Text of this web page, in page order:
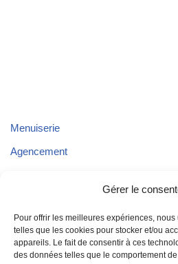
Gérer le
Pour offrir les meilleures expériences,
telles que les cookies pour stocker et/ou
appareils. Le fait de consentir à ces
des données telles que le comportement
Menuiserie
Agencement
Aménagements extérieurs
Aménagement de véhicules